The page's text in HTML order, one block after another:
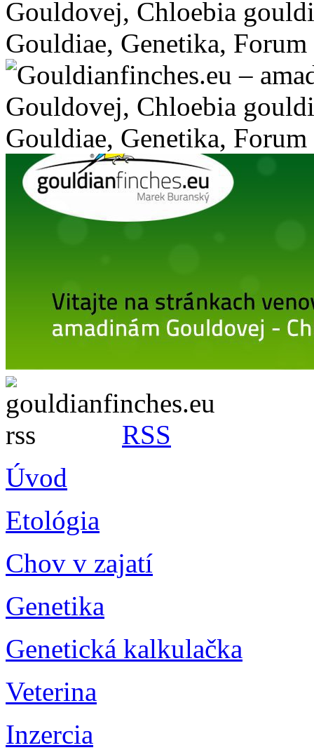
RSS
Úvod
Etológia
Chov v zajatí
Genetika
Genetická kalkulačka
Veterina
Inzercia